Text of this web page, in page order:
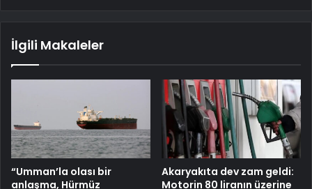
İlgili Makaleler
“Umman’la olası bir
anlaşma, Hürmüz
Akaryakıta dev zam geldi:
Motorin 80 liranın üzerine